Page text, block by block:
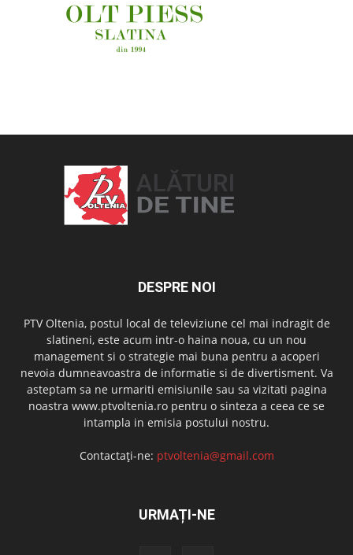
DESPRE NOI
PTV Oltenia, postul local de televiziune cel mai indragit de
slatineni, este acum intr-o haina noua, cu un nou
management si o strategie mai buna pentru a acoperi
nevoia dumneavoastra de informatie si de divertisment. Va
asteptam sa ne urmariti emisiunile sau sa vizitati pagina
noastra www.ptvoltenia.ro pentru o sinteza a ceea ce se
intampla in emisia postului nostru.
Contactați-ne: ptvoltenia@gmail.com
URMAȚI-NE